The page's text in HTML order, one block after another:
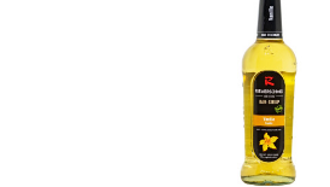
In den Korb